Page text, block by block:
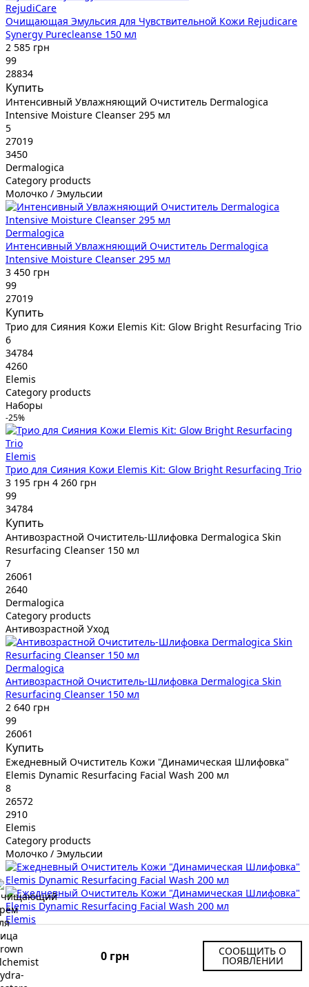
0 грн СООБЩИТЬ О
ПОЯВЛЕНИИ
RejudiCare
Очищающая Эмульсия для Чувствительной Кожи Rejudicare
Synergy Purecleanse 150 мл
2 585 грн
99
28834
Купить
Интенсивный Увлажняющий Очиститель Dermalogica
Intensive Moisture Cleanser 295 мл
5
27019
3450
Dermalogica
Category products
Молочко / Эмульсии
Dermalogica
Интенсивный Увлажняющий Очиститель Dermalogica
Intensive Moisture Cleanser 295 мл
3 450 грн
99
27019
Купить
Трио для Сияния Кожи Elemis Kit: Glow Bright Resurfacing Trio
6
34784
4260
Elemis
Category products
Наборы
-25%
Elemis
Трио для Сияния Кожи Elemis Kit: Glow Bright Resurfacing Trio
3 195 грн 4 260 грн
99
34784
Купить
Антивозрастной Очиститель-Шлифовка Dermalogica Skin
Resurfacing Cleanser 150 мл
7
26061
2640
Dermalogica
Category products
Антивозрастной Уход
Dermalogica
Антивозрастной Очиститель-Шлифовка Dermalogica Skin
Resurfacing Cleanser 150 мл
2 640 грн
99
26061
Купить
Ежедневный Очиститель Кожи "Динамическая Шлифовка"
Elemis Dynamic Resurfacing Facial Wash 200 мл
8
26572
2910
Elemis
Category products
Молочко / Эмульсии
Elemis
Ежедневный Очиститель Кожи "Динамическая Шлифовка"
Elemis Dynamic Resurfacing Facial Wash 200 мл
2 910 грн
99